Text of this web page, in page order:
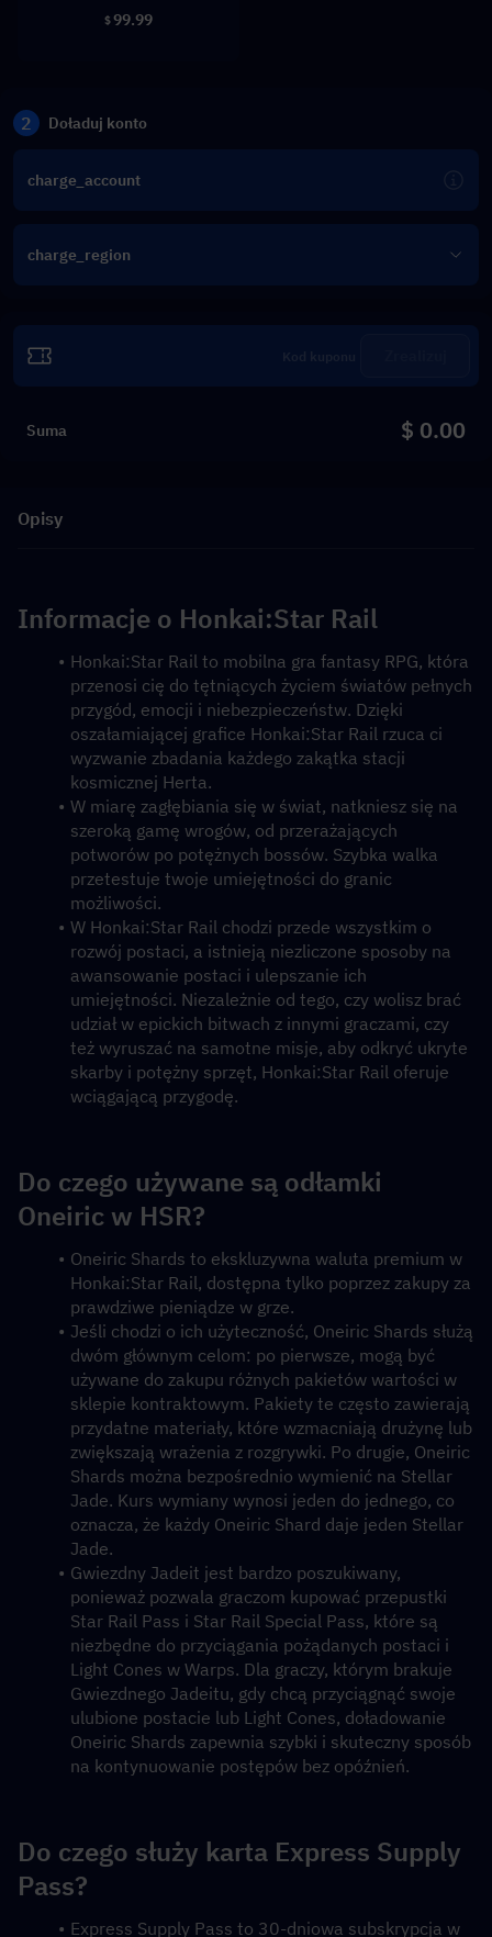
$99.99
2 Doładuj konto
charge_account
charge_region
Suma $ 0.00
Opisy
Informacje o Honkai:Star Rail
Honkai:Star Rail to mobilna gra fantasy RPG, która
przenosi cię do tętniących życiem światów pełnych
przygód, emocji i niebezpieczeństw. Dzięki
oszałamiającej grafice Honkai:Star Rail rzuca ci
wyzwanie zbadania każdego zakątka stacji
kosmicznej Herta.
W miarę zagłębiania się w świat, natkniesz się na
szeroką gamę wrogów, od przerażających
potworów po potężnych bossów. Szybka walka
przetestuje twoje umiejętności do granic
możliwości.
W Honkai:Star Rail chodzi przede wszystkim o
rozwój postaci, a istnieją niezliczone sposoby na
awansowanie postaci i ulepszanie ich
umiejętności. Niezależnie od tego, czy wolisz brać
udział w epickich bitwach z innymi graczami, czy
też wyruszać na samotne misje, aby odkryć ukryte
skarby i potężny sprzęt, Honkai:Star Rail oferuje
wciągającą przygodę.
Do czego używane są odłamki
Oneiric w HSR?
Oneiric Shards to ekskluzywna waluta premium w
Honkai:Star Rail, dostępna tylko poprzez zakupy za
prawdziwe pieniądze w grze.
Jeśli chodzi o ich użyteczność, Oneiric Shards służą
dwóm głównym celom: po pierwsze, mogą być
używane do zakupu różnych pakietów wartości w
sklepie kontraktowym. Pakiety te często zawierają
przydatne materiały, które wzmacniają drużynę lub
zwiększają wrażenia z rozgrywki. Po drugie, Oneiric
Shards można bezpośrednio wymienić na Stellar
Jade. Kurs wymiany wynosi jeden do jednego, co
oznacza, że każdy Oneiric Shard daje jeden Stellar
Jade.
Gwiezdny Jadeit jest bardzo poszukiwany,
ponieważ pozwala graczom kupować przepustki
Star Rail Pass i Star Rail Special Pass, które są
niezbędne do przyciągania pożądanych postaci i
Light Cones w Warps. Dla graczy, którym brakuje
Gwiezdnego Jadeitu, gdy chcą przyciągnąć swoje
ulubione postacie lub Light Cones, doładowanie
Oneiric Shards zapewnia szybki i skuteczny sposób
na kontynuowanie postępów bez opóźnień.
Do czego służy karta Express Supply
Pass?
Express Supply Pass to 30-dniowa subskrypcja w